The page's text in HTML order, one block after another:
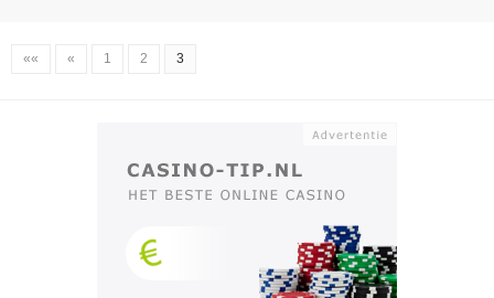
«« « 1 2 3